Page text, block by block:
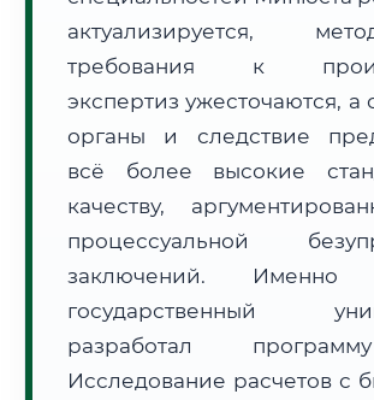
Расчет логистики оригиналов:
• Экспресс-доставка СДЭК / Почтой:
4–6 рабочих
актуализируется,
требования к
экспертиз ужесточаются, а
органы и следствие
всё более высокие
качеству,
процессуальной
заключений. Именно
государственный
разработал
Исследование расчетов с